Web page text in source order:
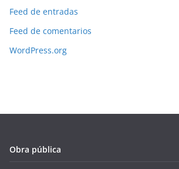
Feed de entradas
Feed de comentarios
WordPress.org
Obra pública